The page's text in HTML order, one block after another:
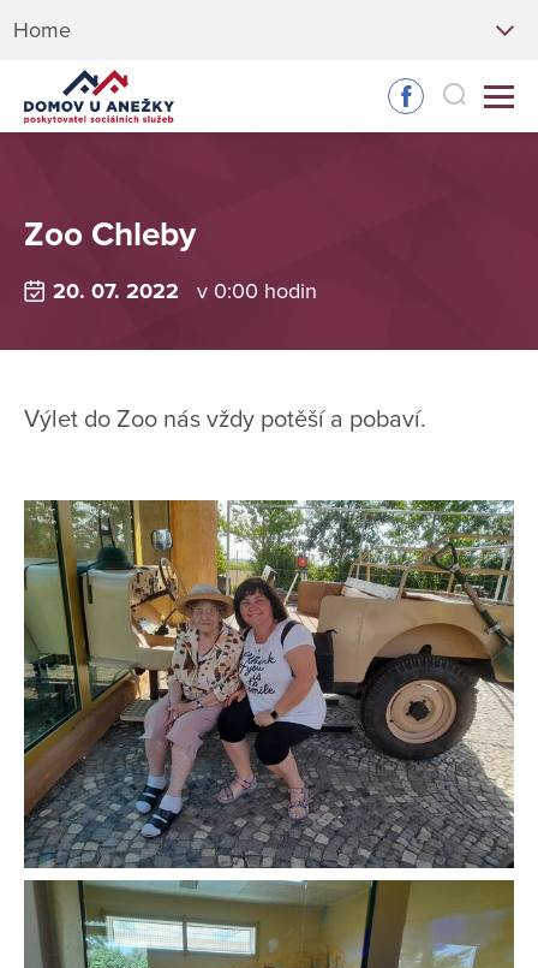
Home
Zoo Chleby
20. 07. 2022 v 0:00 hodin
Výlet do Zoo nás vždy potěší a pobaví.